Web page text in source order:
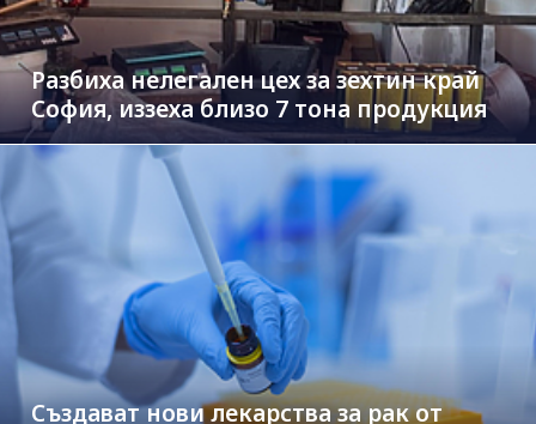
Разбиха нелегален цех за зехтин край
София, иззеха близо 7 тона продукция
Създават нови лекарства за рак от